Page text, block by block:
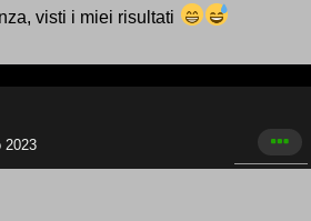
visti i miei risultati
2023